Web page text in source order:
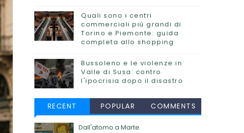
Quali sono i centri
commerciali più grandi di
Torino e Piemonte: guida
completa allo shopping
Bussoleno e le violenze in
Valle di Susa: contro
l'ipocrisia dopo il disastro
RECENT POPULAR COMMENTS
Dall'atomo a Marte